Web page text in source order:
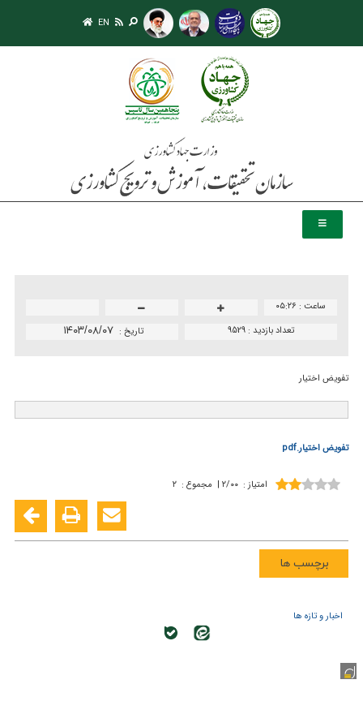
EN
ساعت : ۰۵:۲۶
تاريخ : ۱۴۰۳/۰۸/۰۷ تعداد بازدید :9529
تفویض اختیار
تفویض اختیار.pdf
امتیاز : ۲/۰۰ | مجموع : ۲
برچسب ها
اخبار و تازه ها